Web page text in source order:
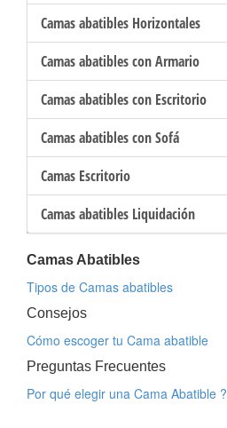
Camas abatibles Horizontales
Camas abatibles con Armario
Camas abatibles con Escritorio
Camas abatibles con Sofá
Camas Escritorio
Camas abatibles Liquidación
Camas Abatibles
Tipos de Camas abatibles
Consejos
Cómo escoger tu Cama abatible
Preguntas Frecuentes
Por qué elegir una Cama Abatible ?